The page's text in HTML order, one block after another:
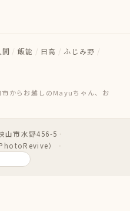
間 / 飯能 / 日高 / ふじみ野 /
市からお越しのMayuちゃん、お
山市水野456-5 ・
）
・